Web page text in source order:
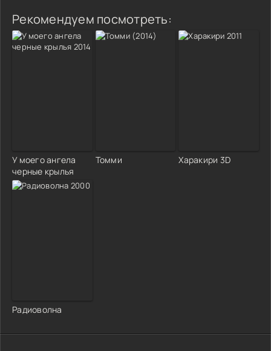
Рекомендуем посмотреть:
У моего ангела
черные крылья
Томми Харакири 3D
Радиоволна